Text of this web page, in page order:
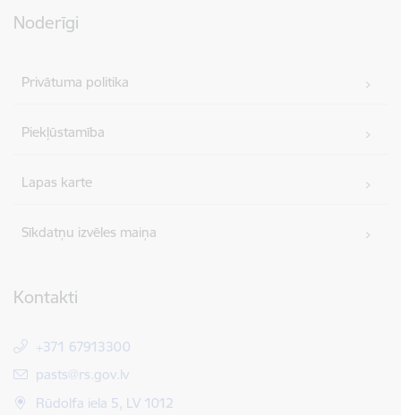
Noderīgi
Privātuma politika
Piekļūstamība
Lapas karte
Sīkdatņu izvēles maiņa
Kontakti
+371 67913300
E-pasts:
pasts@rs.gov.lv
Rūdolfa iela 5, LV 1012